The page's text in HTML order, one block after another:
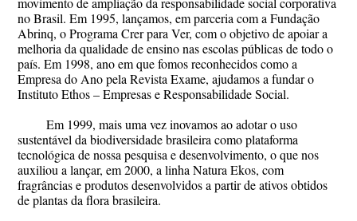
no Brasil. Em 1995, lançamos, em parceria com a Fundação
Abrinq, o Programa Crer para Ver, com o objetivo de apoiar a
melhoria da qualidade de ensino nas escolas públicas de todo o
país. Em 1998, ano em que fomos reconhecidos como a
Empresa do Ano pela Revista Exame, ajudamos a fundar o
Instituto Ethos – Empresas e Responsabilidade Social.
Em 1999, mais uma vez inovamos ao adotar o uso
sustentável da biodiversidade brasileira como plataforma
tecnológica de nossa pesquisa e desenvolvimento, o que nos
auxiliou a lançar, em 2000, a linha Natura Ekos, com
fragrâncias e produtos desenvolvidos a partir de ativos obtidos
de plantas da flora brasileira.